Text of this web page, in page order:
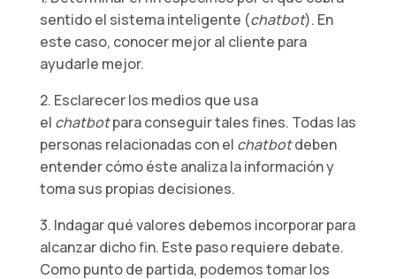
sentido el sistema inteligente (chatbot). En
este caso, conocer mejor al cliente para
ayudarle mejor.
2. Esclarecer los medios que usa
el chatbotpara conseguir tales fines. Todas las
personas relacionadas con el chatbotdeben
entender cómo éste analiza la información y
toma sus propias decisiones.
3. Indagar qué valores debemos incorporar para
alcanzar dicho fin. Este paso requiere debate.
Como punto de partida, podemos tomar los